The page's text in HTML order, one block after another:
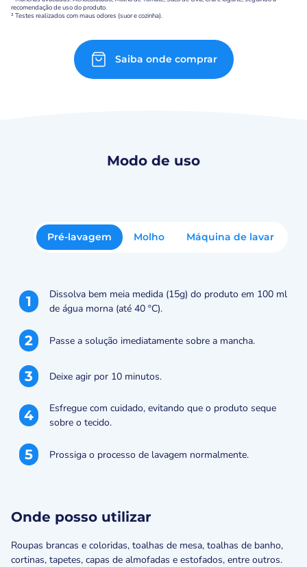
recomendação de uso do produto.
² Testes realizados com maus odores (suor e cozinha).
Saiba onde comprar
Modo de uso
Pré-lavagem Molho Máquina de lavar
1
Dissolva bem meia medida (15g) do produto em 100 ml
de água morna (até 40 ºC).
2 Passe a solução imediatamente sobre a mancha.
3 Deixe agir por 10 minutos.
4
Esfregue com cuidado, evitando que o produto seque
sobre o tecido.
5 Prossiga o processo de lavagem normalmente.
Onde posso utilizar
Roupas brancas e coloridas, toalhas de mesa, toalhas de banho,
cortinas, tapetes, capas de almofadas e estofados, entre outros.